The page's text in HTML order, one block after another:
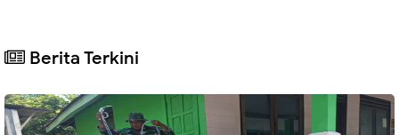
Berita Terkini